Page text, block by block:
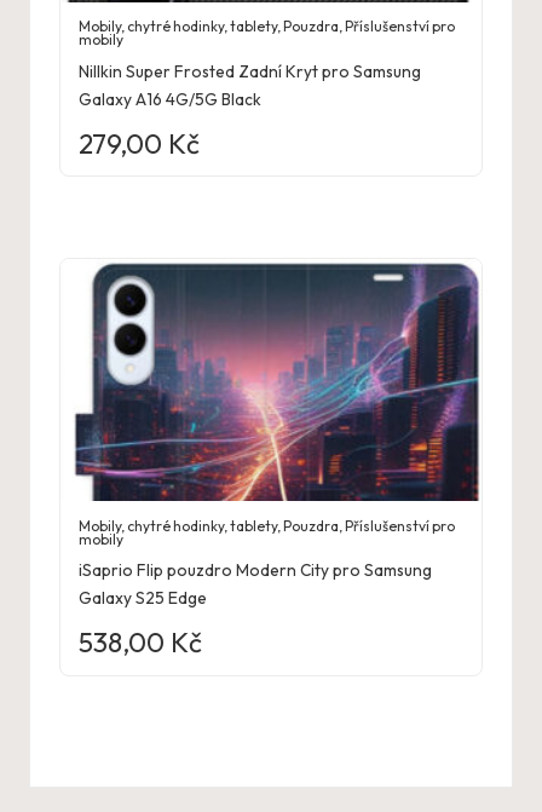
Mobily, chytré hodinky, tablety,Pouzdra,Příslušenství pro
mobily
Nillkin Super Frosted Zadní Kryt pro Samsung
Galaxy A16 4G/5G Black
279,00 Kč
Mobily, chytré hodinky, tablety,Pouzdra ,Příslušenství pro
mobily
iSaprio Flip pouzdro Modern City pro Samsung
Galaxy S25 Edge
538,00 Kč